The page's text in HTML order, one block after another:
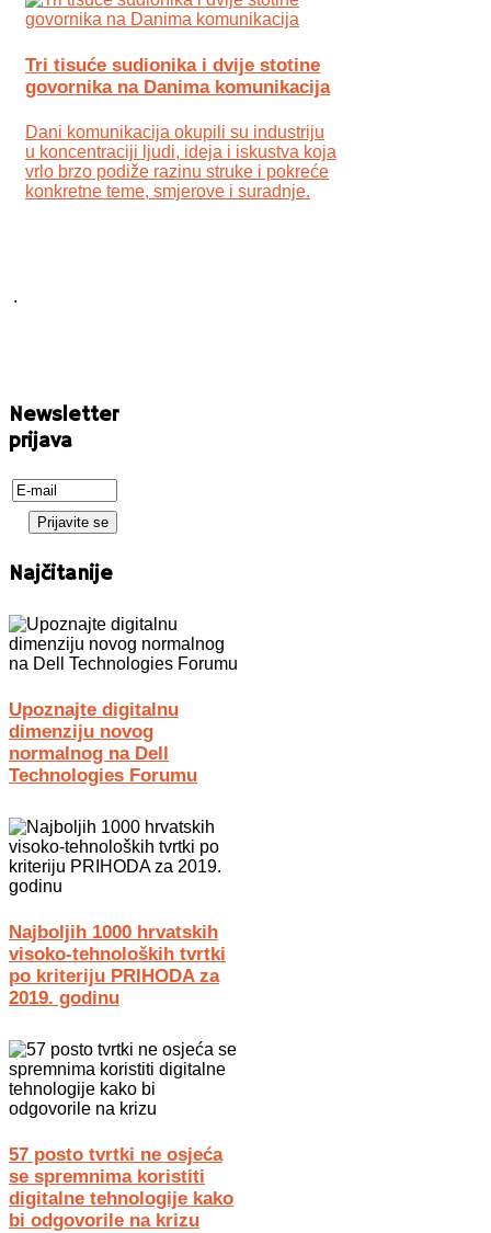
Tri tisuće sudionika i dvije stotine
govornika na Danima komunikacija
Dani komunikacija okupili su industriju
u koncentraciji ljudi, ideja i iskustva koja
vrlo brzo podiže razinu struke i pokreće
konkretne teme, smjerove i suradnje.
.
Newsletter
prijava
Najčitanije
Upoznajte digitalnu
dimenziju novog
normalnog na Dell
Technologies Forumu
Najboljih 1000 hrvatskih
visoko-tehnoloških tvrtki
po kriteriju PRIHODA za
2019. godinu
57 posto tvrtki ne osjeća
se spremnima koristiti
digitalne tehnologije kako
bi odgovorile na krizu